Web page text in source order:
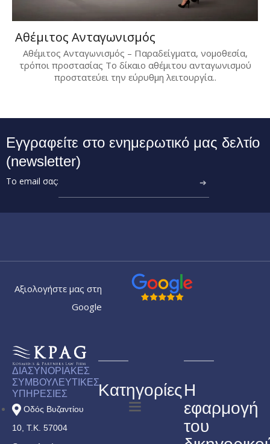
Αθέμιτος Ανταγωνισμός
Αθέμιτος Ανταγωνισμός – Παραδείγματα, νομοθεσία,
τρόποι προστασίας Το δίκαιο αθέμιτου ανταγωνισμού
προστατεύει την εύρυθμη λειτουργία..
Εγγραφείτε στο ενημερωτικό μας δελτίο
(newsletter)
Το email σας: ➔
Αξιολογήστε μας στη
Google
ΔΙΑΣΥΝΟΡΙΑΚΕΣ
ΣΥΜΒΟΥΛΕΥΤΙΚΕΣ
ΥΠΗΡΕΣΙΕΣ
Οδός Βυζαντίου
10, Τ.Κ. 57004
ΚατηγορίεςΗ
εφαρμογή
του